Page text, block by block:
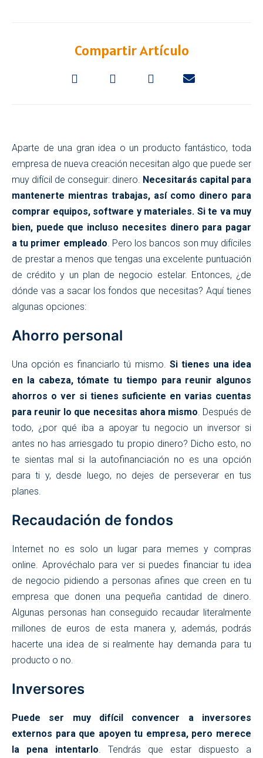
Compartir Artículo
Aparte de una gran idea o un producto fantástico, toda
empresa de nueva creación necesitan algo que puede ser
muy difícil de conseguir: dinero. Necesitarás capital para
mantenerte mientras trabajas, así como dinero para
comprar equipos, software y materiales. Si te va muy
bien, puede que incluso necesites dinero para pagar
a tu primer empleado . Pero los bancos son muy difíciles
de prestar a menos que tengas una excelente puntuación
de crédito y un plan de negocio estelar. Entonces, ¿de
dónde vas a sacar los fondos que necesitas? Aquí tienes
algunas opciones:
Ahorro personal
Una opción es financiarlo tú mismo. Si tienes una idea
en la cabeza, tómate tu tiempo para reunir algunos
ahorros o ver si tienes suficiente en varias cuentas
para reunir lo que necesitas ahora mismo . Después de
todo, ¿por qué iba a apoyar tu negocio un inversor si
antes no has arriesgado tu propio dinero? Dicho esto, no
te sientas mal si la autofinanciación no es una opción
para ti y, desde luego, no dejes de perseverar en tus
planes.
Recaudación de fondos
Internet no es solo un lugar para memes y compras
online. Aprovéchalo para ver si puedes financiar tu idea
de negocio pidiendo a personas afines que creen en tu
empresa que donen una pequeña cantidad de dinero.
Algunas personas han conseguido recaudar literalmente
millones de euros de esta manera y, además, podrás
hacerte una idea de si realmente hay demanda para tu
producto o no.
Inversores
Puede ser muy difícil convencer a inversores
externos para que apoyen tu empresa, pero merece
la pena intentarlo . Tendrás que estar dispuesto a